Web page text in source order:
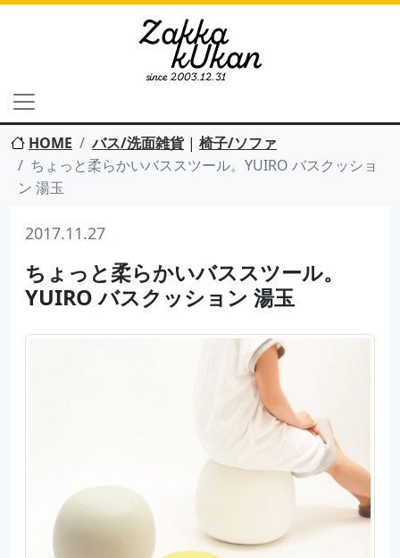
HOME バス/洗面雑貨| 椅子/ソファ
ちょっと柔らかいバススツール。YUIRO バスクッショ
ン 湯玉
2017.11.27
ちょっと柔らかいバススツール。
YUIRO バスクッション 湯玉